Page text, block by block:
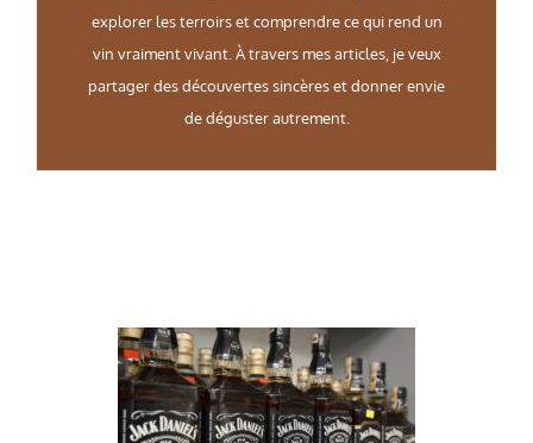
explorer les terroirs et comprendre ce qui rend un
vin vraiment vivant. À travers mes articles, je veux
partager des découvertes sincères et donner envie
de déguster autrement.